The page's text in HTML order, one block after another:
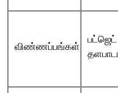
விண்ணப்பங்கள்
பட்ஜெட்